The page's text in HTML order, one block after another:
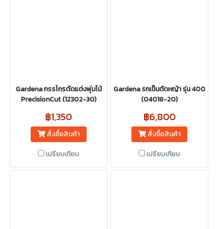
Gardena กรรไกรตัดแต่งพุ่มไม้
PrecisionCut (12302-30)
฿1,350
สั่งซื้อสินค้า
เปรียบเทียบ
Gardena รถเข็นตัดหญ้า รุ่น 400
(04018-20)
฿6,800
สั่งซื้อสินค้า
เปรียบเทียบ